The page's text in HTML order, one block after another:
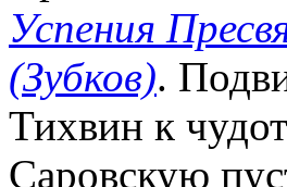
Успения
(Зубков).
Тихвин к
Саровскую